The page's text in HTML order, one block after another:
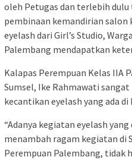
oleh Petugas dan terlebih
pembinaan kemandirian
eyelash dari Girl’s Studio,
Palembang mendapatkan
Kalapas Perempuan Kelas IIA
Sumsel, Ike Rahmawati
kecantikan eyelash yang ada
“Adanya kegiatan eyelash
menambah ragam kegiatan di
Perempuan Palembang, tidak